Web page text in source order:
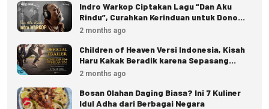
Indro Warkop Ciptakan Lagu “Dan Aku
Rindu”, Curahkan Kerinduan untuk Dono
dan Kasino
2 months ago
Children of Heaven Versi Indonesia, Kisah
Haru Kakak Beradik karena Sepasang
Sepatu
2 months ago
Bosan Olahan Daging Biasa? Ini 7 Kuliner
Idul Adha dari Berbagai Negara